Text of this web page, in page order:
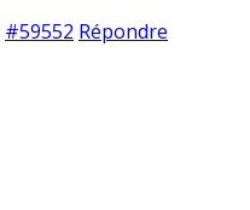
#59552 Répondre